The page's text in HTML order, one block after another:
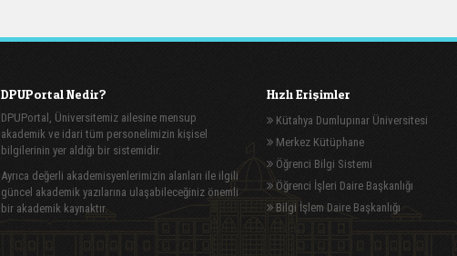
DPUPortal Nedir?
DPUPortal, Üniversitemiz ailesine mensup
akademik ve idari tüm personelimizin kişisel
bilgilerinin yer aldığı bir sistemidir.
Ayrıca değerli akademisyenlerimizin alanları ile ilgili
güncel akademik yazılarına ulaşabileceğiniz önemli
bir akademik kaynaktır.
Hızlı Erişimler
Kütahya Dumlupınar Üniversitesi
Merkez Kütüphane
Öğrenci Bilgi Sistemi
Öğrenci İşleri Daire Başkanlığı
Bilgi İşlem Daire Başkanlığı